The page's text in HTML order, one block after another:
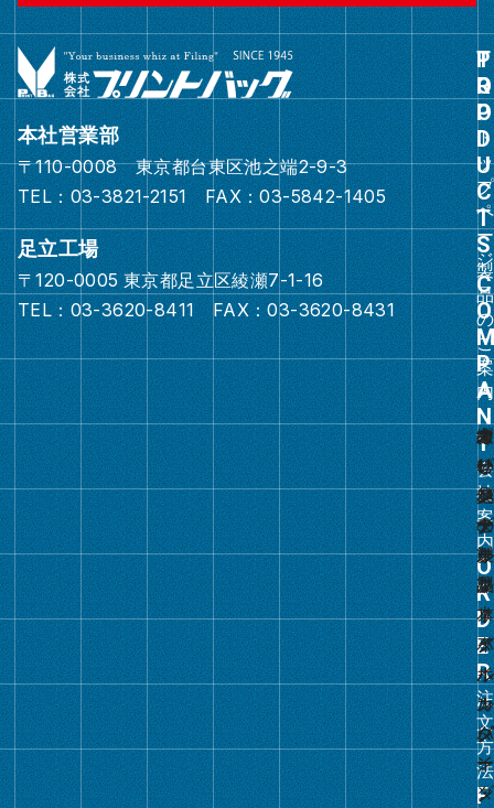
本社営業部
〒110-0008 東京都台東区池之端2-9-3
TEL：03-3821-2151 FAX：03-5842-1405
足立工場
〒120-0005 東京都足立区綾瀬7-1-16
TEL：03-3620-8411 FAX：03-3620-8431
ト
ッ
プ
ペ
ー
ジ
グ
ル
ー
プ
リ
ン
ク
会
社
案
内
グ
ル
ー
プ
リ
ン
ク
注
文
方
法
グ
ル
ー
プ
リ
ン
ク
グ
製
品
の
ご
案
内
オ
リ
ジ
ナ
ル
フ
ァ
イ
ル
・
バ
イ
ン
白
い
フ
ァ
イ
ル
・
バ
イ
ン
ダ
ー
ス
ー
パ
ー
ク
リ
ス
タ
ル
カ
レ
ン
ダ
カ
レ
ン
ダ
ー
製
本
オ
リ
ジ
ナ
ル
ク
リ
ア
ホ
ル
ダ
ー
・
タ
ビ
メ
モ
リ
そ
の
他
の
製
品
綴
じ
具